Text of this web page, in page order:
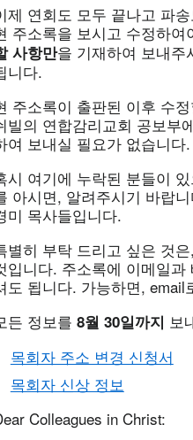
제 연회도 모두 끝나고 파
주소록을 보시고 수정하
사항만을 기재하여 보내주
니다.
주소록이 출판된 이후 수
빌의 연합감리교회 공보부
여 보내실 필요가 없습니다.
시 여기에 누락된 분들이
아시면, 알려주시기 바랍
미 목사들입니다.
별히 부탁 드리고 싶은 것
입니다. 주소록에 이메일
도 됩니다. 가능하면, email
든 정보를 8월 30일까지 보
목회자 주소 변경 신청서
목회자 신상 정보
Colleagues in Christ: